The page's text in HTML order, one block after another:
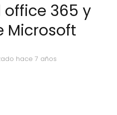
office 365 y
Microsoft
hace 7 años